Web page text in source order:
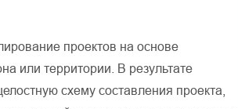
проектов на основе
или территории. В результате
схему составления проекта,